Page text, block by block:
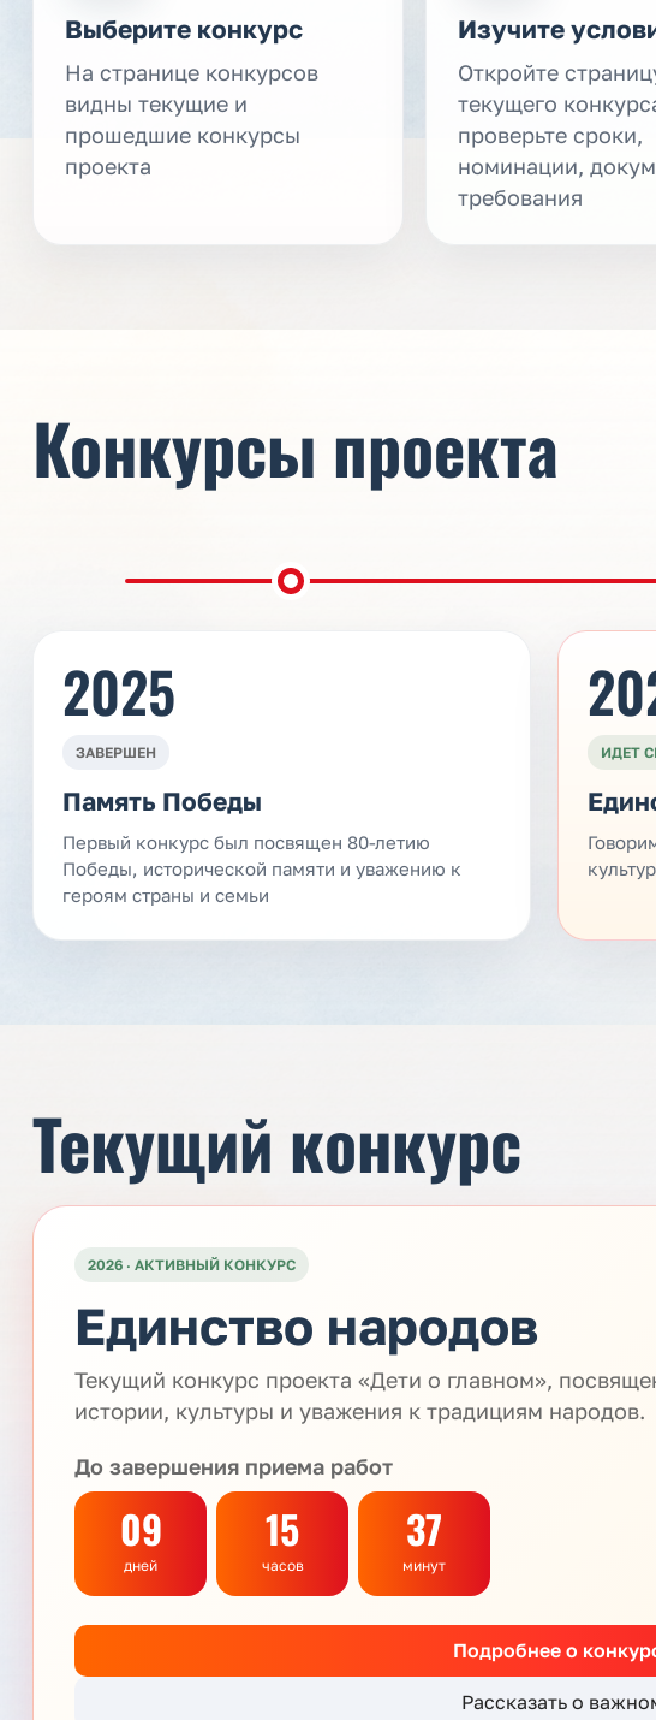
Выберите конкурс
На странице конкурсов
видны текущие и
прошедшие конкурсы
проекта
Изучите
Откройте
текущего
проверьте сроки,
номинации,
требования
Конкурсы проекта
2025
ЗАВЕРШЕН
Память Победы
Первый конкурс был посвящен 80-летию
Победы, исторической памяти и уважению к
героям страны и семьи
ИДЕТ
Текущий конкурс
2026 · АКТИВНЫЙ КОНКУРС
Единство народов
Текущий конкурс проекта «Дети о главном»,
истории, культуры и уважения к традициям народов.
До завершения приема работ
09
дней
15
часов
37
минут
Подробнее о
Рассказать о